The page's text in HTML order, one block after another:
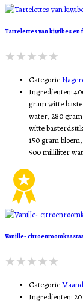
Tartelettes van kiwibes en
Categorie
Ingrediënten:
gram witte
water, 280
witte
150 gram
500 milliliter
Vanille-
Categorie
Ingrediënten: